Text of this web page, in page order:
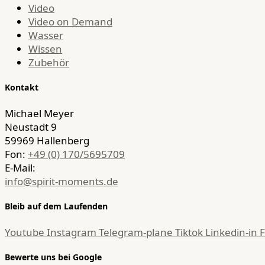
Video
Video on Demand
Wasser
Wissen
Zubehör
Kontakt
Michael Meyer
Neustadt 9
59969 Hallenberg
Fon: +49 (0) 170/5695709
E-Mail:
info@spirit-moments.de
Bleib auf dem Laufenden
Youtube Instagram Telegram-plane Tiktok Linkedin-in
Bewerte uns bei Google